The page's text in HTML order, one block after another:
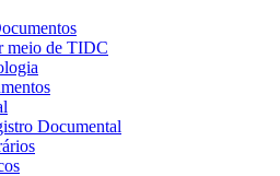
meio de TIDC
Documental